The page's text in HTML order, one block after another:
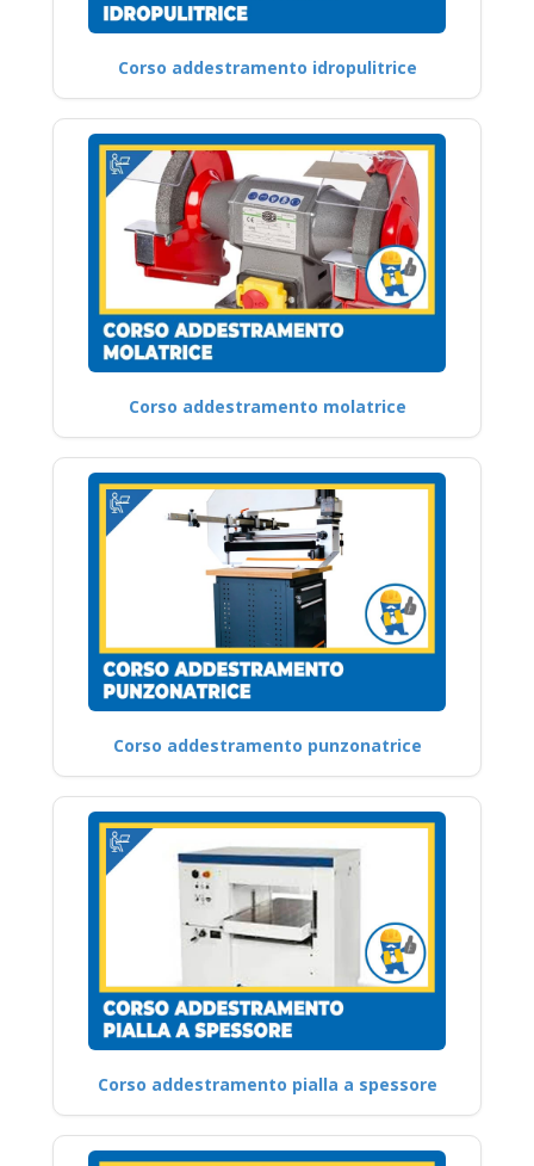
Corso addestramento idropulitrice
Corso addestramento molatrice
Corso addestramento punzonatrice
Corso addestramento pialla a spessore